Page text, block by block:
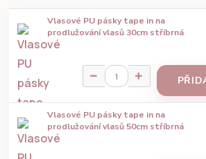
Vlasové PU pásky tape in na
prodlužování vlasů 30cm stříbrná
Vlasové PU pásky tape in na
prodlužování vlasů 50cm stříbrná